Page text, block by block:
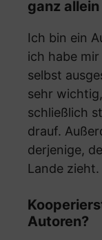
ganz allein
Ich bin ein
ich habe
selbst
sehr
schließlich
drauf.
derjenige,
Lande zieht.
Autoren?